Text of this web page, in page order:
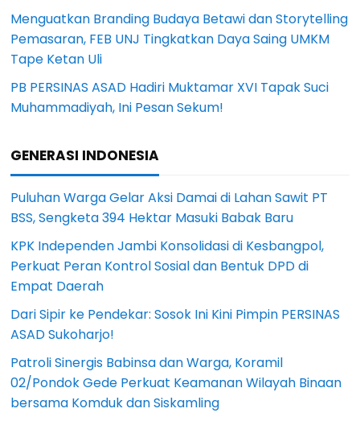
Menguatkan Branding Budaya Betawi dan Storytelling
Pemasaran, FEB UNJ Tingkatkan Daya Saing UMKM
Tape Ketan Uli
PB PERSINAS ASAD Hadiri Muktamar XVI Tapak Suci
Muhammadiyah, Ini Pesan Sekum!
GENERASI INDONESIA
Puluhan Warga Gelar Aksi Damai di Lahan Sawit PT
BSS, Sengketa 394 Hektar Masuki Babak Baru
KPK Independen Jambi Konsolidasi di Kesbangpol,
Perkuat Peran Kontrol Sosial dan Bentuk DPD di
Empat Daerah
Dari Sipir ke Pendekar: Sosok Ini Kini Pimpin PERSINAS
ASAD Sukoharjo!
Patroli Sinergis Babinsa dan Warga, Koramil
02/Pondok Gede Perkuat Keamanan Wilayah Binaan
bersama Komduk dan Siskamling